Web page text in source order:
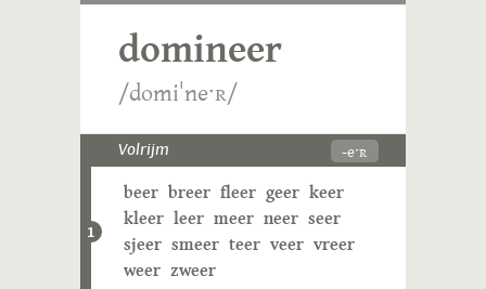
domineer
/domiˈneˑʀ/
Volrijm -eˑʀ
1
beer breer fleer geer keer
kleer leer meer neer seer
sjeer smeer teer veer vreer
weer zweer